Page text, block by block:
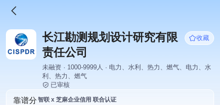
长江勘测规划设计研究有限
责任公司
收藏
未融资 · 1000-9999人 · 电力、水利、热力、燃气、电力、水
利、热力、燃气
已审核
靠谱分 智联 x 芝麻企业信用 联合认证